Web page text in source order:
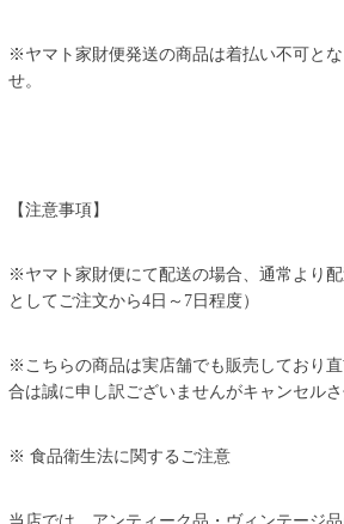
※ヤマト家財便発送の商品は着払い不可と
せ。
【注意事項】
※ヤマト家財便にて配送の場合、通常より
としてご注文から4日～7日程度）
※こちらの商品は実店舗でも販売しており
合は誠に申し訳ございませんがキャンセルさ
※ 食品衛生法に関するご注意